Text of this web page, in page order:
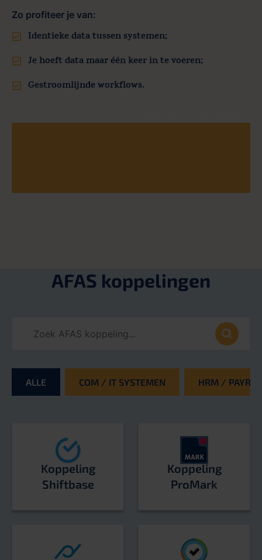
Zo profiteer je van:
Identieke data tussen systemen;
Je hoeft data maar één keer in te voeren;
Gestroomlijnde workflows.
AFAS koppelingen
ALLE COM / IT SYSTEMEN HRM /
Koppeling
Shiftbase
Koppeling
ProMark